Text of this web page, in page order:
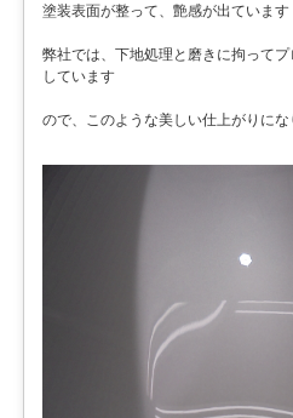
塗装表面が整って、艶感が出ています
弊社では、下地処理と磨きに拘って
しています
ので、このような美しい仕上がりにな